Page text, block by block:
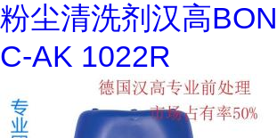
粉尘清洗剂汉高
C-AK 1022R